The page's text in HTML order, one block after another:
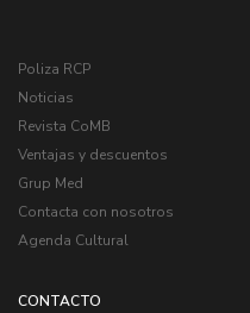
Poliza RCP
Noticias
Revista CoMB
Ventajas y descuentos
Grup Med
Contacta con nosotros
Agenda Cultural
CONTACTO